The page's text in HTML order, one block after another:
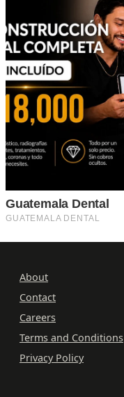
About
Contact
Careers
Terms and Conditions
Privacy Policy